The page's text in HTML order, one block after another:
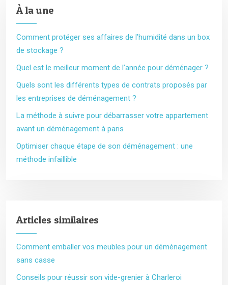
À la une
Comment protéger ses affaires de l’humidité dans un box
de stockage ?
Quel est le meilleur moment de l’année pour déménager ?
Quels sont les différents types de contrats proposés par
les entreprises de déménagement ?
La méthode à suivre pour débarrasser votre appartement
avant un déménagement à paris
Optimiser chaque étape de son déménagement : une
méthode infaillible
Articles similaires
Comment emballer vos meubles pour un déménagement
sans casse
Conseils pour réussir son vide-grenier à Charleroi